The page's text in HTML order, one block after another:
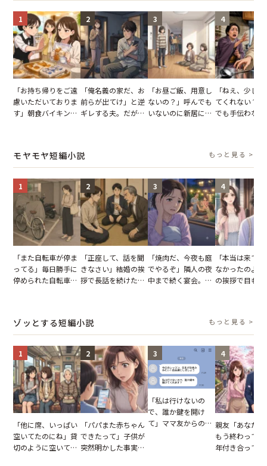
1
「お持ち帰りをご遠
慮いただいておりま
す」朝食バイキング
が一変
2
「俺名義の家だ、お
前らが出てけ」と逆
ギレする夫。だが、
3
「お昼ご飯、用意し
ないの？」呼んでも
いないのに新居にあ
4
「ねえ、少し
てくれない？
でも手伝わな
モヤモヤ短編小説 もっと見る >
1
「また自転車が停ま
ってる」毎日勝手に
停められた自転車。
2
「正座して、話を聞
きなさい」結婚の挨
拶で長話を続けた義
3
「焼肉だ、今夜も庭
でやるぞ」隣人の夜
中まで続く宴会。我
4
「本当は来て
なかったのよ
の挨拶で目も
ゾッとする短編小説 もっと見る >
1
「他に席、いっぱい
空いてたのにね」貸
切のように空いてる
2
「パパまた赤ちゃん
できたって」子供が
突然明かした事実。
3
「私は行けないの
で、誰か鍵を開け
て」ママ友からの
4
親友「あなた
もう終わって
年付き合って